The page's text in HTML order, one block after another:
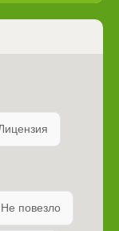
Не повезло